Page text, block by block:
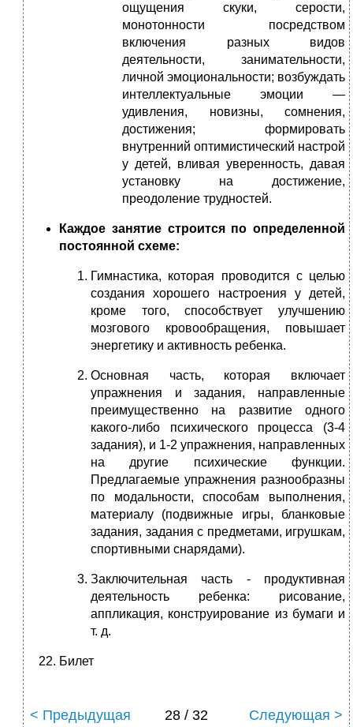
ощущения скуки, серости,
монотонности посредством
включения разных видов
деятельности, занимательности,
личной эмоциональности; возбуждать
интеллектуальные эмоции —
удивления, новизны, сомнения,
достижения; формировать
внутренний оптимистический настрой
у детей, вливая уверенность, давая
установку на достижение,
преодоление трудностей.
Каждое занятие строится по определенной
постоянной схеме:
Гимнастика, которая проводится с целью
создания хорошего настроения у детей,
кроме того, способствует улучшению
мозгового кровообращения, повышает
энергетику и активность ребенка.
Основная часть, которая включает
упражнения и задания, направленные
преимущественно на развитие одного
какого-либо психического процесса (3-4
задания), и 1-2 упражнения, направленных
на другие психические функции.
Предлагаемые упражнения разнообразны
по модальности, способам выполнения,
материалу (подвижные игры, бланковые
задания, задания с предметами, игрушкам,
спортивными снарядами).
Заключительная часть - продуктивная
деятельность ребенка: рисование,
аппликация, конструирование из бумаги и
т. д.
Билет
< Предыдущая 28 / 32 Следующая >